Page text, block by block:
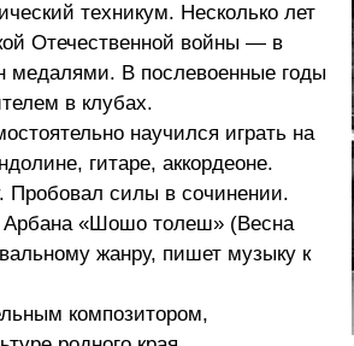
техникум. Несколько лет
Отечественной войны — в
медалями. В послевоенные годы
в клубах.
научился играть на
гитаре, аккордеоне.
Пробовал силы в сочинении.
Арбана «Шошо толеш» (Весна
жанру, пишет музыку к
композитором,